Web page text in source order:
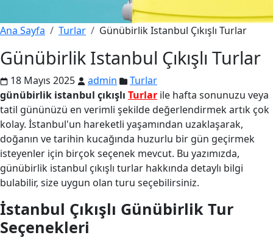
Ana Sayfa Turlar Günübirlik Istanbul Çıkışlı Turlar
Günübirlik Istanbul Çıkışlı Turlar
18 Mayıs 2025 admin
Turlar
günübirlik istanbul çıkışlı Turlar ile hafta sonunuzu veya
tatil gününüzü en verimli şekilde değerlendirmek artık çok
kolay. İstanbul'un hareketli yaşamından uzaklaşarak,
doğanın ve tarihin kucağında huzurlu bir gün geçirmek
isteyenler için birçok seçenek mevcut. Bu yazımızda,
günübirlik istanbul çıkışlı turlar hakkında detaylı bilgi
bulabilir, size uygun olan turu seçebilirsiniz.
İstanbul Çıkışlı Günübirlik Tur
Seçenekleri